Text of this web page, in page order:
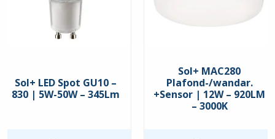
Sol+ LED Spot GU10 –
830 | 5W-50W – 345Lm
Sol+ MAC280
Plafond-/wandar.
+Sensor | 12W – 920LM
– 3000K